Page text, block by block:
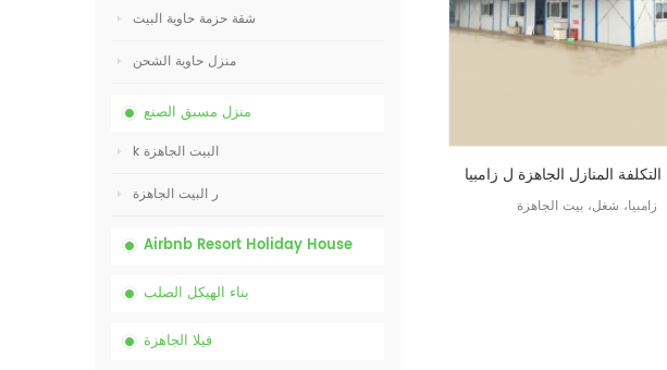
شقة حزمة حاوية البيت
منزل حاوية الشحن
منزل مسبق الصنع
k البيت الجاهزة
ر البيت الجاهزة
Airbnb Resort Holiday House
بناء الهيكل الصلب
فيلا الجاهزة
زامبيا، شغل، بيت الجاهزة